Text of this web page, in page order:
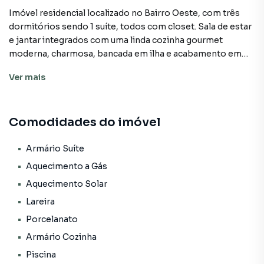
Imóvel residencial localizado no Bairro Oeste, com três
dormitórios sendo 1 suíte, todos com closet. Sala de estar
e jantar integrados com uma linda cozinha gourmet
moderna, charmosa, bancada em ilha e acabamento em
o ambiente elegante. A sala com lareira, traz o aconchego
piscina aquecida e área de lazer espaçosa, perfeito para
com sistema de energia solar, garantindo mais economia e
sustentabilidade.
Casa para Venda em região valorizada do bairro Oeste, em
Sapiranga. Não encontrou o que procurava ou deseja mais
com nossa equipe pelo telefone (51) 99508-2309.
Ver mais
Comodidades do imóvel
Armário Suíte
Aquecimento a Gás
Aquecimento Solar
Lareira
Porcelanato
Armário Cozinha
Piscina